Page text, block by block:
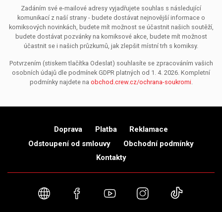
Zadáním své e-mailové adresy vyjadřujete souhlas s následující
komunikací z naší strany - budete dostávat nejnovější informace o
komiksových novinkách, budete mít možnost se účastnit našich soutěží,
budete dostávat pozvánky na komiksové akce, budete mít možnost
účastnit se i našich průzkumů, jak zlepšit místní trh s komiksy.
Potvrzením (stiskem tlačítka Odeslat) souhlasíte se zpracováním vašich
osobních údajů dle podmínek GDPR platných od 1. 4. 2026. Kompletní
podmínky najdete na obchod.crew.cz/ochrana-soukromi.
Doprava Platba
Reklamace
Odstoupení od smlouvy
Obchodní podmínky
Kontakty
Webové stránky
FacebookYouTubeInstagram